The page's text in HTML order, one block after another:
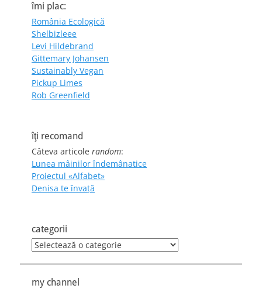
îmi plac:
România Ecologică
Shelbizleee
Levi Hildebrand
Gittemary Johansen
Sustainably Vegan
Pickup Limes
Rob Greenfield
îţi recomand
Câteva articole random:
Lunea mâinilor îndemânatice
Proiectul «Alfabet»
Denisa te învaţă
categorii
categorii
my channel